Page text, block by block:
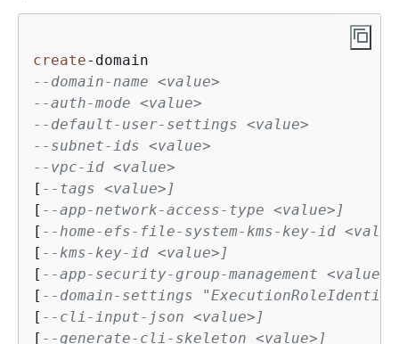
create-
--domain-name <value>
--auth-mode <value>
--default-user-settings <value>
--subnet-ids <value>
--vpc-id <value>
[ --tags <value>]
[ --app-network-access-type <value>]
[ --home-efs-file-system-kms-key-id
[ --kms-key-id <value>]
[ --app-security-group-management <value>]
[ --domain-settings
[ --cli-input-json <value>]
[ --generate-cli-skeleton <value>]